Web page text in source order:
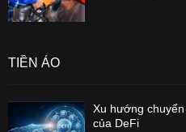
TIỀN ẢO
Xu hướng
của DeFi